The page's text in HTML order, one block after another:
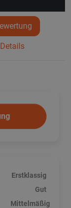
Erstklassig
Gut
Mittelmäßig